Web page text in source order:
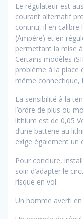
Le régulateur est
courant alternatif
continu, il en calibre
(Ampère) et en
permettant la mise
Certains modèles
problème à la place
même connectique,
La sensibilité à la
l’ordre de plus ou
lithium est de 0,05
d’une batterie au
exige également un
Pour conclure,
soin d’adapter le
risque en vol.
Un homme averti